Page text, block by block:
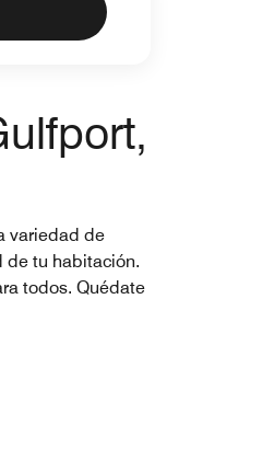
variedad de
de tu habitación.
todos. Quédate